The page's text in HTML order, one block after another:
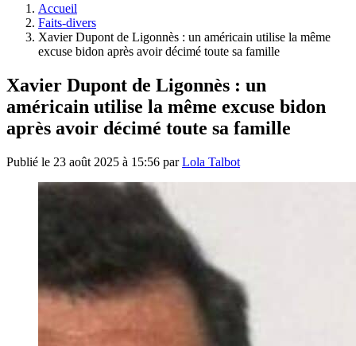
Accueil
Faits-divers
Xavier Dupont de Ligonnès : un américain utilise la même
excuse bidon après avoir décimé toute sa famille
Xavier Dupont de Ligonnès : un
américain utilise la même excuse bidon
après avoir décimé toute sa famille
Publié le 23 août 2025 à 15:56 parLola Talbot